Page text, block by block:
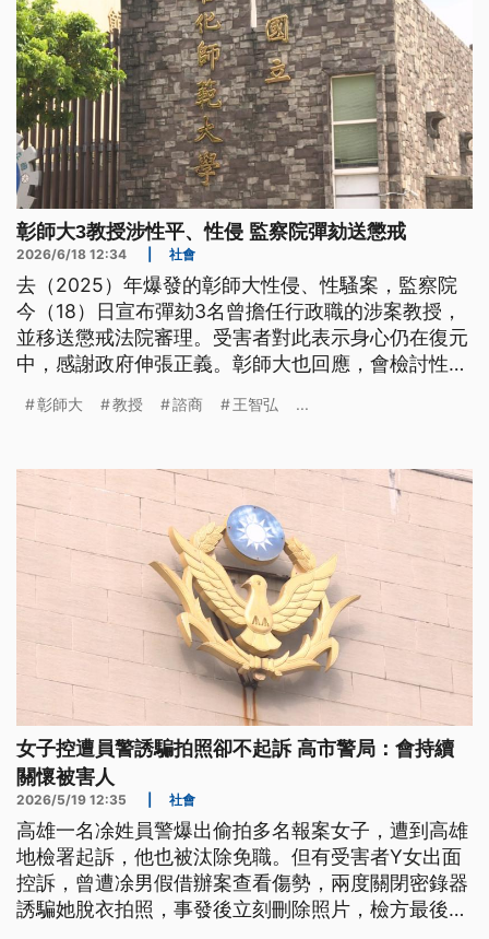
彰師大3教授涉性平、性侵 監察院彈劾送懲戒
2026/6/18 12:34 社會
去（2025）年爆發的彰師大性侵、性騷案，監察院
今（18）日宣布彈劾3名曾擔任行政職的涉案教授，
並移送懲戒法院審理。受害者對此表示身心仍在復元
中，感謝政府伸張正義。彰師大也回應，會檢討性平
彰師大 教授 諮商 王智弘 ...
女子控遭員警誘騙拍照卻不起訴 高市警局：會持續
關懷被害人
2026/5/19 12:35 社會
高雄一名凃姓員警爆出偷拍多名報案女子，遭到高雄
地檢署起訴，他也被汰除免職。但有受害者Y女出面
控訴，曾遭凃男假借辦案查看傷勢，兩度關閉密錄器
誘騙她脫衣拍照，事發後立刻刪除照片，檢方最後以